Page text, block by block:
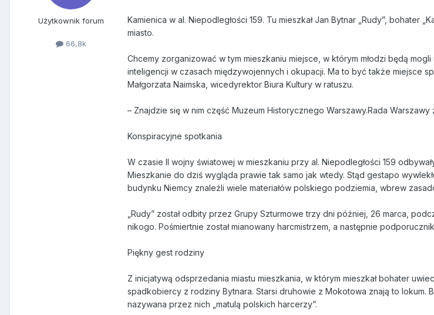
Użytkownik forum
66,8k
Kamienica w al. Niepodległości 159. Tu mieszkał Jan Bytnar „Rudy”,
miasto.
Chcemy zorganizować w tym mieszkaniu miejsce, w którym młodzi będą
inteligencji w czasach międzywojennych i okupacji. Ma to być także miejsce
Małgorzata Naimska, wicedyrektor Biura Kultury w ratuszu.
– Znajdzie się w nim część Muzeum Historycznego Warszawy.Rada
Konspiracyjne spotkania
W czasie II wojny światowej w mieszkaniu przy al. Niepodległości 159
Mieszkanie do dziś wygląda prawie tak samo jak wtedy. Stąd gestapo
budynku Niemcy znaleźli wiele materiałów polskiego podziemia, wbrew
„Rudy” został odbity przez Grupy Szturmowe trzy dni później, 26 marca,
nikogo. Pośmiertnie został mianowany harcmistrzem, a następnie
Piękny gest rodziny
Z inicjatywą odsprzedania miastu mieszkania, w którym mieszkał bohater
spadkobiercy z rodziny Bytnara. Starsi druhowie z Mokotowa znają to lokum.
nazywana przez nich „matulą polskich harcerzy”.